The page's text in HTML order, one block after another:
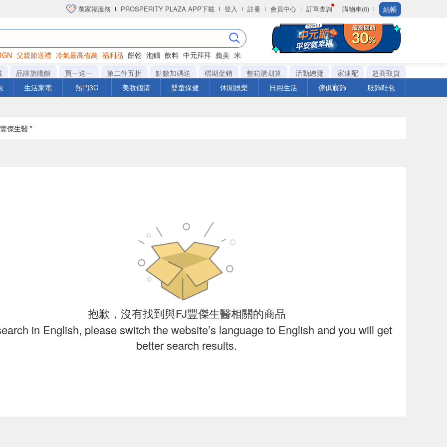
萬家福服務 PROSPERITY PLAZA APP下載 登入 註冊 會員中心 訂單查詢 購物車(0) 結帳
父親節送禮 冷氣最高省萬 福利品 餅乾 泡麵 飲料 中元拜拜 義美 米
洋芋片
品牌旗艦館 買一送一 第二件五折 點數加碼送 檔期促銷 整箱購划算 活動總覽 家速配
超商取貨
生活家電 熱門3C 美妝個清 嬰童保健 休閒娛樂 日用生活 傢俱寢飾 服飾鞋包
傑生醫 "
抱歉，沒有找到與FJ豐傑生醫相關的商品
in English, please switch the website’s language to English and you will get
better search results.